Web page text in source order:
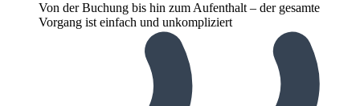
Von der Buchung bis hin zum Aufenthalt – der gesamte
Vorgang ist einfach und unkompliziert